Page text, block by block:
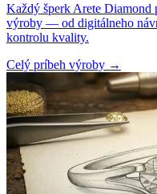
Každý šperk Arete Diamond
výroby — od digitálneho
kontrolu kvality.
Celý príbeh výroby →